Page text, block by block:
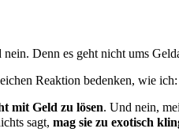
nein. Denn es geht nicht ums
Reaktion bedenken, wie
mit Geld zu lösen. Und nein,
sagt, mag sie zu exotisch